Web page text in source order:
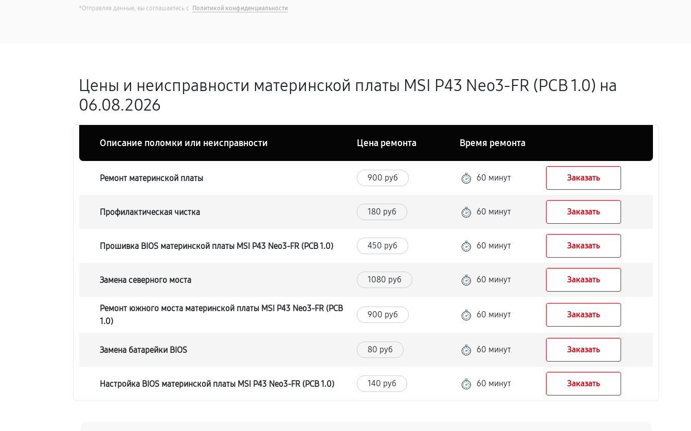
*Отправляя данные, вы соглашаетесь с Политикой конфиденциальности
Цены и неисправности материнской платы MSI P43 Neo3-FR (PCB 1.0) на
06.08.2026
Описание поломки или неисправности Цена ремонта Время ремонта
Ремонт материнской платы 900 руб 60 минут Заказать
Профилактическая чистка 180 руб 60 минут Заказать
Прошивка BIOS материнской платы MSI P43 Neo3-FR (PCB 1.0) 450 руб 60 минут Заказать
Замена северного моста 1080 руб 60 минут Заказать
Ремонт южного моста материнской платы MSI P43 Neo3-FR (PCB
1.0)
900 руб 60 минут Заказать
Замена батарейки BIOS 80 руб 60 минут Заказать
Настройка BIOS материнской платы MSI P43 Neo3-FR (PCB 1.0) 140 руб 60 минут Заказать